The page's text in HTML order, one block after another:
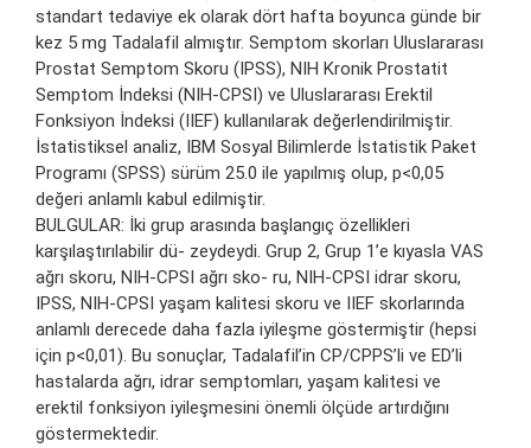
standart tedaviye ek olarak dört hafta boyunca günde bir
kez 5 mg Tadalafil almıştır. Semptom skorları Uluslararası
Prostat Semptom Skoru (IPSS), NIH Kronik Prostatit
Semptom İndeksi (NIH-CPSI) ve Uluslararası Erektil
Fonksiyon İndeksi (IIEF) kullanılarak değerlendirilmiştir.
İstatistiksel analiz, IBM Sosyal Bilimlerde İstatistik Paket
Programı (SPSS) sürüm 25.0 ile yapılmış olup, p<0,05
değeri anlamlı kabul edilmiştir.
BULGULAR: İki grup arasında başlangıç özellikleri
karşılaştırılabilir dü- zeydeydi. Grup 2, Grup 1’e kıyasla VAS
ağrı skoru, NIH-CPSI ağrı sko- ru, NIH-CPSI idrar skoru,
IPSS, NIH-CPSI yaşam kalitesi skoru ve IIEF skorlarında
anlamlı derecede daha fazla iyileşme göstermiştir (hepsi
için p<0,01). Bu sonuçlar, Tadalafil’in CP/CPPS’li ve ED’li
hastalarda ağrı, idrar semptomları, yaşam kalitesi ve
erektil fonksiyon iyileşmesini önemli ölçüde artırdığını
göstermektedir.